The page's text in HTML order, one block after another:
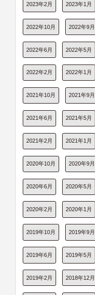
2023年2月 2023年1月
2022年10月 2022年9月
2022年6月 2022年5月
2022年2月 2022年1月
2021年10月 2021年9月
2021年6月 2021年5月
2021年2月 2021年1月
2020年10月 2020年9月
2020年6月 2020年5月
2020年2月 2020年1月
2019年10月 2019年9月
2019年6月 2019年5月
2019年2月 2018年12月